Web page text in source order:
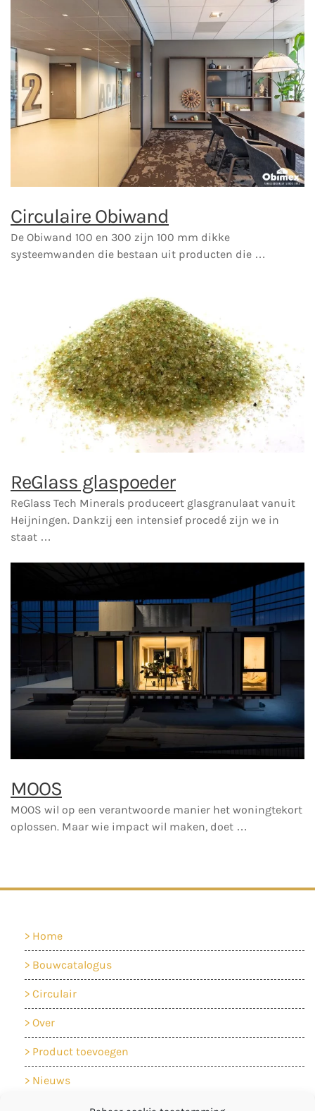
Circulaire Obiwand
De Obiwand 100 en 300 zijn 100 mm dikke
systeemwanden die bestaan uit producten die …
ReGlass glaspoeder
ReGlass Tech Minerals produceert glasgranulaat vanuit
Heijningen. Dankzij een intensief procedé zijn we in
staat …
MOOS
MOOS wil op een verantwoorde manier het woningtekort
oplossen. Maar wie impact wil maken, doet …
Home
Bouwcatalogus
Circulair
Over
Product toevoegen
Nieuws